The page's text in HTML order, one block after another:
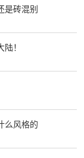
是砖混别
！
么风格的